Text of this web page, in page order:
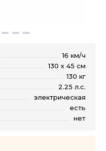
16 км/ч
130 х 45 см
130 кг
2.25 л.с.
электрическая
есть
нет